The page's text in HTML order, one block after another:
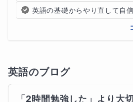
英語の基礎からやり直して自
英語のブログ
「2時間勉強した」より大